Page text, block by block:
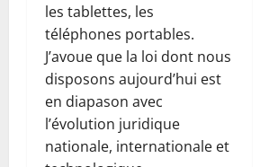
les tablettes, les
téléphones portables.
J’avoue que la loi dont nous
disposons aujourd’hui est
en diapason avec
l’évolution juridique
nationale, internationale et